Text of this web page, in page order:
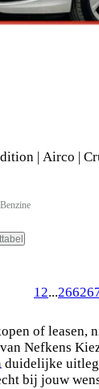
| Airco |
Benzine
12...266
of leasen,
Nefkens
duidelijke
bij jouw